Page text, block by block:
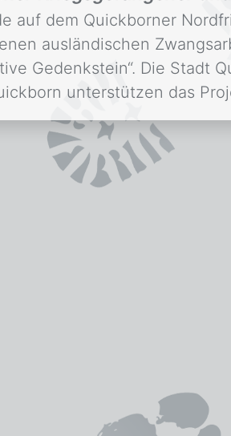
auf dem Quickborner
ausländischen
Gedenkstein“. Die Stadt
unterstützen das